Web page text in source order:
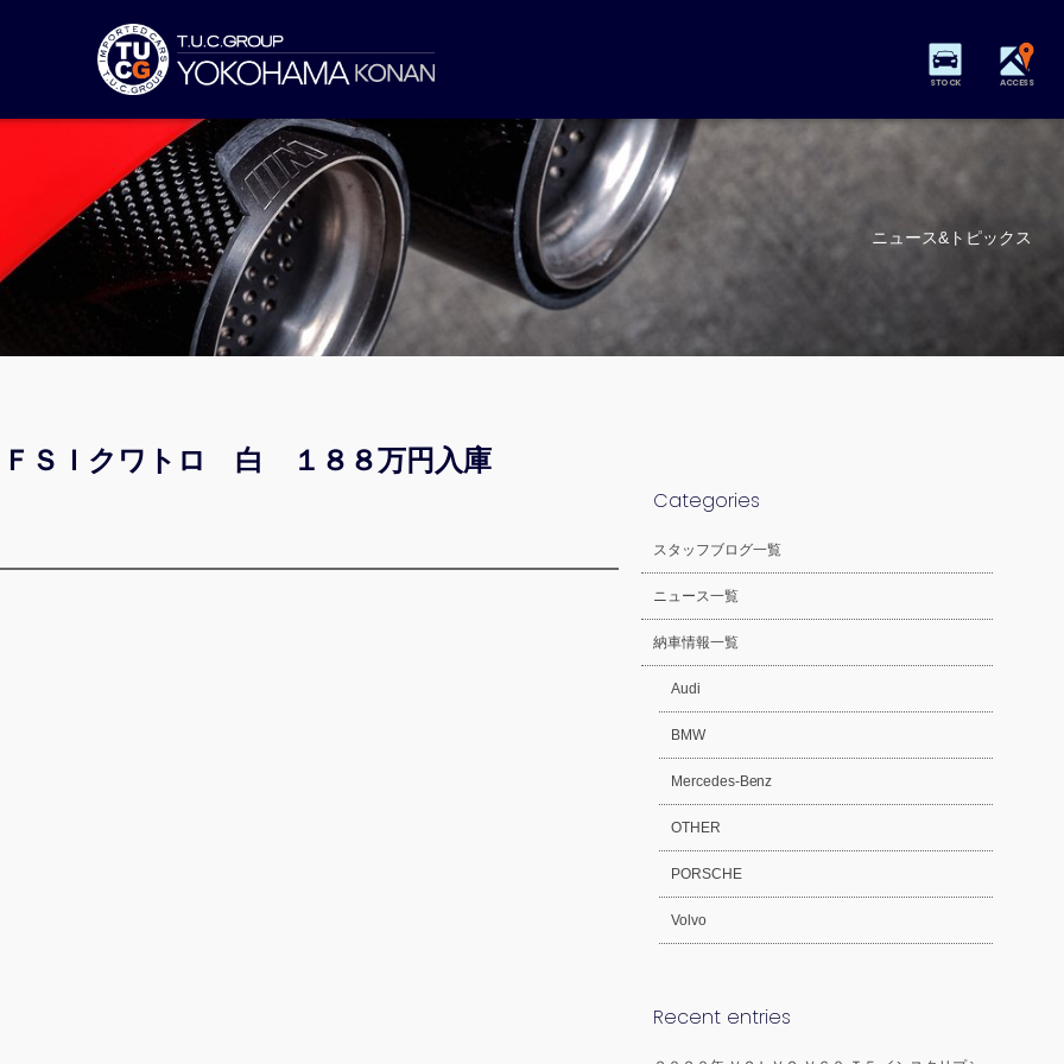
STOCK ACCESS
ニュース&トピックス
ＦＳＩクワトロ 白 １８８万円入庫
Categories
スタッフブログ一覧
ニュース一覧
納車情報一覧
Audi
BMW
Mercedes-Benz
OTHER
PORSCHE
Volvo
Recent entries